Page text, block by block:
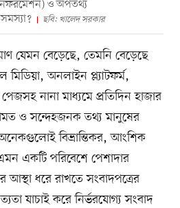
ও অপতথ্য
ছবি: খালেদ সরকার
যেমন বেড়েছে, তেমনি বেড়েছে
মিডিয়া, অনলাইন প্ল্যাটফর্ম,
নানা মাধ্যমে প্রতিদিন হাজার
ও সন্দেহজনক তথ্য মানুষের
বিভ্রান্তিকর, আংশিক
একটি পরিবেশে পেশাদার
আস্থা ধরে রাখতে সংবাদপত্রের
যাচাই করে নির্ভরযোগ্য সংবাদ